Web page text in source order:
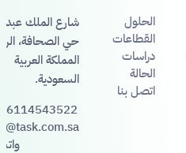
الحلول
القطاعات
دراسات
الحالة
اتصل بنا
شارع الملك عبد
حي الصحافة،
المملكة العربية
السعودية.